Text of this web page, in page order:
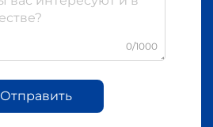
0/1000
Отправить